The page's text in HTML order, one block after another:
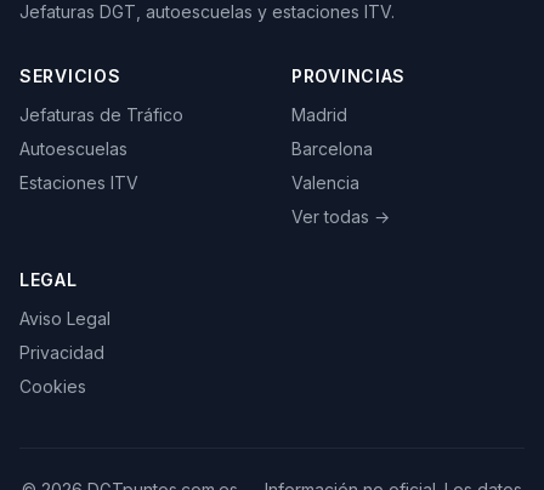
Jefaturas DGT, autoescuelas y estaciones ITV.
SERVICIOS
Jefaturas de Tráfico
Autoescuelas
Estaciones ITV
PROVINCIAS
Madrid
Barcelona
Valencia
Ver todas →
LEGAL
Aviso Legal
Privacidad
Cookies